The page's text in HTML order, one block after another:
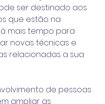
ser destinado aos
que estão na
mais tempo para
novas técnicas e
relacionadas a sua
de pessoas
ampliar as